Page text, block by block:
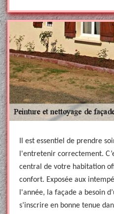
Il est essentiel de prendre
l'entretenir correctement.
central de votre habitation
confort. Exposée aux
l'année, la façade a besoin
s’inscrire en bonne tenue